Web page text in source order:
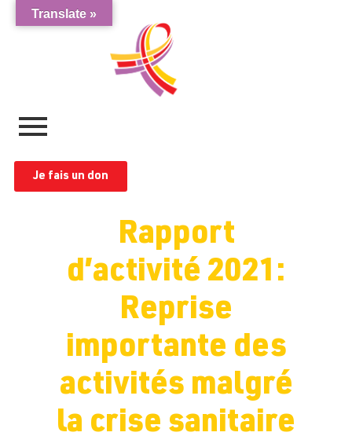
Je fais un don
Rapport
d’activité 2021:
Reprise
importante des
activités malgré
la crise sanitaire
Translate »